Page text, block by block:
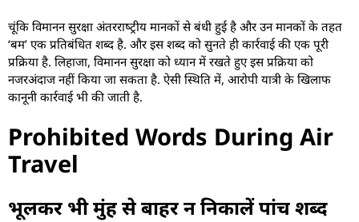
चूंकि विमानन सुरक्षा अंतरराष्‍ट्रीय मानकों से बंधी हुई है और उन मानकों के तहत
‘बम’ एक प्रतिबंधित शब्‍द है. और इस शब्‍द को सुनते ही कार्रवाई की एक पूरी
प्रक्रिया है. लिहाजा, विमानन सुरक्षा को ध्‍यान में रखते हुए इस प्रक्रिया को
नजरअंदाज नहीं किया जा सकता है. ऐसी स्थिति में, आरोपी यात्री के खिलाफ
कानूनी कार्रवाई भी की जाती है.
Prohibited Words During Air
Travel
भूलकर भी मुंह से बाहर न निकालें पांच शब्‍द